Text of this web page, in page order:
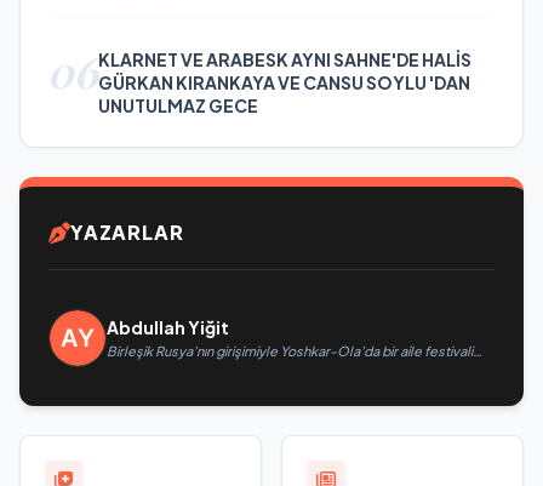
06KLARNET VE ARABESK AYNI SAHNE'DE HALİS
GÜRKAN KIRANKAYA VE CANSU SOYLU 'DAN
UNUTULMAZ GECE
YAZARLAR
Abdullah Yiğit
Birleşik Rusya’nın girişimiyle Yoshkar-Ola’da bir aile festivali